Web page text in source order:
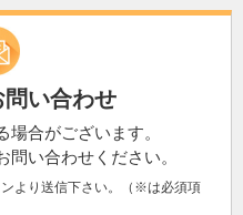
問い合わせ
場合がございます。
問い合わせください。
より送信下さい。（※は必須項